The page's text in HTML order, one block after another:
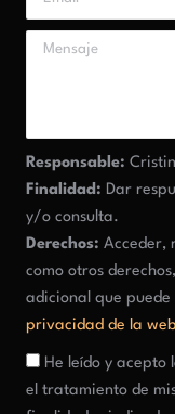
Responsable:
Finalidad: Dar
y/o consulta.
Derechos: Acceder,
como otros
adicional que
privacidad de la web
He leído y acepto
el tratamiento de